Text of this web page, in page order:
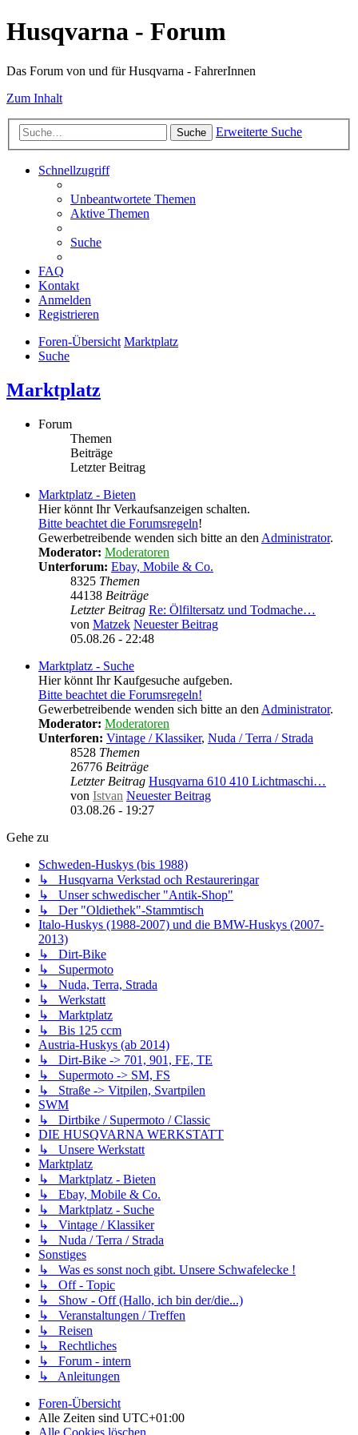
Husqvarna - Forum
Das Forum von und für Husqvarna - FahrerInnen
Zum Inhalt
Suche Erweiterte Suche
Schnellzugriff
Unbeantwortete Themen
Aktive Themen
Suche
FAQ
Kontakt
Anmelden
Registrieren
Foren-Übersicht Marktplatz
Suche
Marktplatz
Forum
Themen
Beiträge
Letzter Beitrag
Marktplatz - Bieten
Hier könnt Ihr Verkaufsanzeigen schalten.
Bitte beachtet die Forumsregeln!
Gewerbetreibende wenden sich bitte an den Administrator.
Moderator: Moderatoren
Unterforum: Ebay, Mobile & Co.
8325 Themen
44138 Beiträge
Letzter Beitrag Re: Ölfiltersatz und Todmache…
von Matzek Neuester Beitrag
05.08.26 - 22:48
Marktplatz - Suche
Hier könnt Ihr Kaufgesuche aufgeben.
Bitte beachtet die Forumsregeln!
Gewerbetreibende wenden sich bitte an den Administrator.
Moderator: Moderatoren
Unterforen: Vintage / Klassiker, Nuda / Terra / Strada
8528 Themen
26776 Beiträge
Letzter Beitrag Husqvarna 610 410 Lichtmaschi…
von Istvan Neuester Beitrag
03.08.26 - 19:27
Gehe zu
Schweden-Huskys (bis 1988)
↳ Husqvarna Verkstad och Restaureringar
↳ Unser schwedischer "Antik-Shop"
↳ Der "Oldiethek"-Stammtisch
Italo-Huskys (1988-2007) und die BMW-Huskys (2007-
2013)
↳ Dirt-Bike
↳ Supermoto
↳ Nuda, Terra, Strada
↳ Werkstatt
↳ Marktplatz
↳ Bis 125 ccm
Austria-Huskys (ab 2014)
↳ Dirt-Bike -> 701, 901, FE, TE
↳ Supermoto -> SM, FS
↳ Straße -> Vitpilen, Svartpilen
SWM
↳ Dirtbike / Supermoto / Classic
DIE HUSQVARNA WERKSTATT
↳ Unsere Werkstatt
Marktplatz
↳ Marktplatz - Bieten
↳ Ebay, Mobile & Co.
↳ Marktplatz - Suche
↳ Vintage / Klassiker
↳ Nuda / Terra / Strada
Sonstiges
↳ Was es sonst noch gibt. Unsere Schwafelecke !
↳ Off - Topic
↳ Show - Off (Hallo, ich bin der/die...)
↳ Veranstaltungen / Treffen
↳ Reisen
↳ Rechtliches
↳ Forum - intern
↳ Anleitungen
Foren-Übersicht
Alle Zeiten sind UTC+01:00